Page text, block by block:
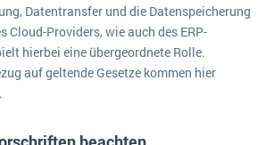
Reltio für eine bessere
ist das und was bedeutet es für die Zukunft von Unternehmenssoftware?
strategischen Übernahmen in Enterprise-KI
Datentransfer und die Datenspeicherung
Cloud-Providers, wie auch des ERP-
hierbei eine übergeordnete Rolle.
auf geltende Gesetze kommen hier